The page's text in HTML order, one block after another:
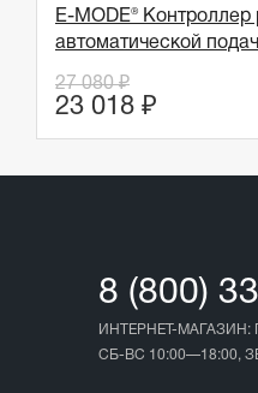
E-MODE®
автоматической
27 080 ₽
23 018 ₽
8 (800)
ИНТЕРНЕТ-МАГАЗИН:
СБ-ВС 10:00—18:00,